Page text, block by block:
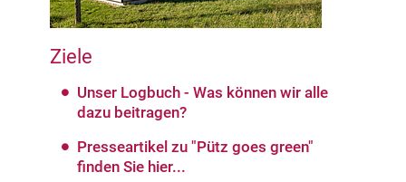
Ziele
Unser Logbuch - Was können wir alle
dazu beitragen?
Presseartikel zu "Pütz goes green"
finden Sie hier...